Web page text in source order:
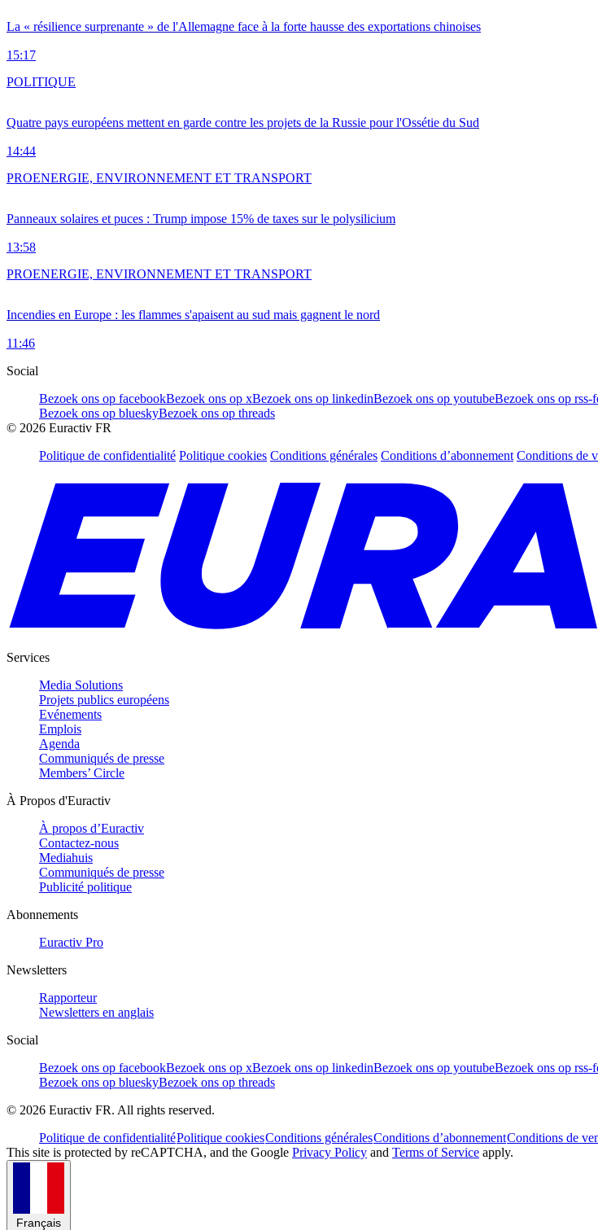
La « résilience surprenante » de l'Allemagne face à la forte hausse des exportations chinoises
15:17
Quatre pays européens mettent en garde contre les projets de la Russie pour l'Ossétie du Sud
14:44
POLITIQUE
Panneaux solaires et puces : Trump impose 15% de taxes sur le polysilicium
13:58
PROENERGIE, ENVIRONNEMENT ET TRANSPORT
Incendies en Europe : les flammes s'apaisent au sud mais gagnent le nord
11:46
PROENERGIE, ENVIRONNEMENT ET TRANSPORT
Social
Bezoek ons op facebookBezoek ons op xBezoek ons op linkedinBezoek ons op youtubeBezoek ons op rss-
Bezoek ons op blueskyBezoek ons op threads
© 2026 Euractiv FR
Politique de confidentialité Politique cookies Conditions générales Conditions d’abonnement Conditions de
Services
Media Solutions
Projets publics européens
Evénements
Emplois
Agenda
Communiqués de presse
Members’ Circle
À Propos d'Euractiv
À propos d’Euractiv
Contactez-nous
Mediahuis
Communiqués de presse
Publicité politique
Abonnements
Euractiv Pro
Newsletters
Rapporteur
Newsletters en anglais
Social
Bezoek ons op facebookBezoek ons op xBezoek ons op linkedinBezoek ons op youtubeBezoek ons op rss-
Bezoek ons op blueskyBezoek ons op threads
© 2026 Euractiv FR. All rights reserved.
Politique de confidentialitéPolitique cookiesConditions généralesConditions d’abonnementConditions de
This site is protected by reCAPTCHA, and the Google Privacy Policy and Terms of Service apply.
Français